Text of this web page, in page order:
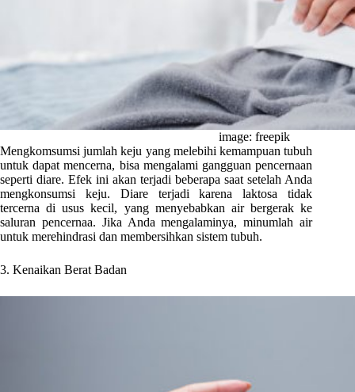
image: freepik
Mengkomsumsi jumlah keju yang melebihi kemampuan tubuh
untuk dapat mencerna, bisa mengalami gangguan pencernaan
seperti diare. Efek ini akan terjadi beberapa saat setelah Anda
mengkonsumsi keju. Diare terjadi karena laktosa tidak
tercerna di usus kecil, yang menyebabkan air bergerak ke
saluran pencernaa. Jika Anda mengalaminya, minumlah air
untuk merehindrasi dan membersihkan sistem tubuh.
3. Kenaikan Berat Badan